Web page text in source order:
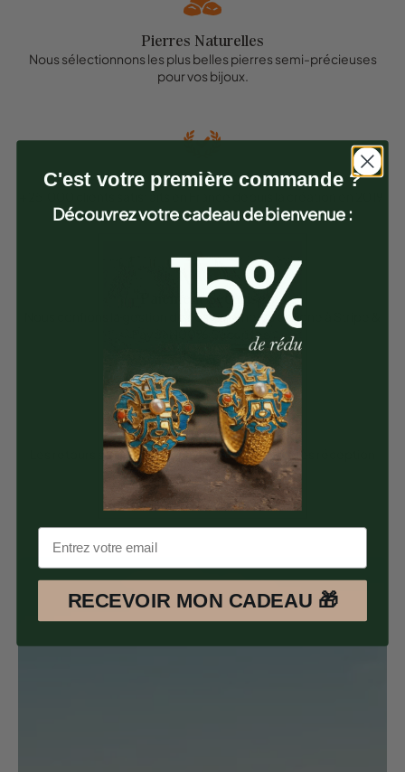
Pierres Naturelles
Nous sélectionnons les plus belles pierres semi-précieuses
pour vos bijoux.
Qualité Garantie
+ 25.000 clients satisfaits en France depuis la création en 2019.
Paiement Sécurisé
Nous confions la gestion de nos paiements en ligne à Stripe &
Paypal 100% Sécurisés.
Satisfait ou Remboursé
Les retours sont possible pendant 30 jours après réception
des articles.
C'est votre première commande ?
Découvrez votre cadeau de bienvenue :
RECEVOIR MON CADEAU 🎁